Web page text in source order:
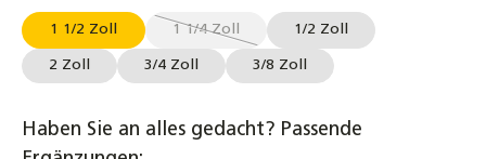
1 1/2 Zoll 1 1/4 Zoll
(Diese Option ist zurzeit nicht verfügbar.)
1/2 Zoll
2 Zoll 3/4 Zoll 3/8 Zoll
Haben Sie an alles gedacht? Passende